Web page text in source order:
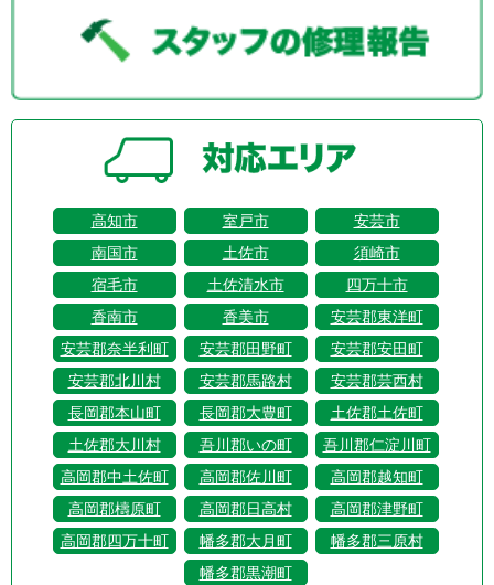
高知市 室戸市
安芸市
南国市
土佐市
須崎市
宿毛市
土佐清水市
四万十市
香南市
香美市
安芸郡東洋町
安芸郡奈半利町
安芸郡田野町
安芸郡安田町
安芸郡北川村
安芸郡馬路村
安芸郡芸西村
長岡郡本山町
長岡郡大豊町
土佐郡土佐町
土佐郡大川村
吾川郡いの町
吾川郡仁淀川町
高岡郡中土佐町
高岡郡佐川町
高岡郡越知町
高岡郡檮原町
高岡郡日高村
高岡郡津野町
高岡郡四万十町
幡多郡大月町
幡多郡三原村
幡多郡黒潮町